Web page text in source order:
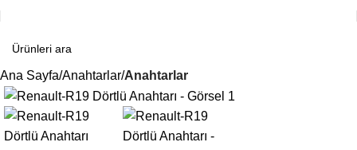
Ana Sayfa Anahtarlar Anahtarlar